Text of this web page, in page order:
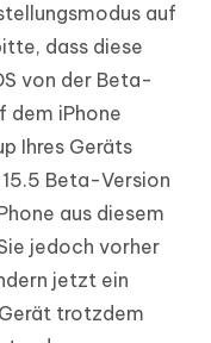
auf
dass diese
von der Beta-
dem iPhone
Ihres Geräts
Beta-Version
aus diesem
jedoch vorher
jetzt ein
trotzdem